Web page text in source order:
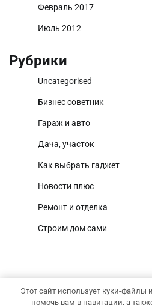
Февраль 2017
Июль 2012
Рубрики
Uncategorised
Бизнес советник
Гараж и авто
Дача, участок
Как выбрать гаджет
Новости плюс
Ремонт и отделка
Строим дом сами
Copyright © 2026Уютный
Этот сайт использует куки-файлы
помочь вам в навигации, а